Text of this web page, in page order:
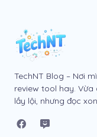
TechNT Blog – Nơi
review tool hay.
lầy lội, nhưng đọc